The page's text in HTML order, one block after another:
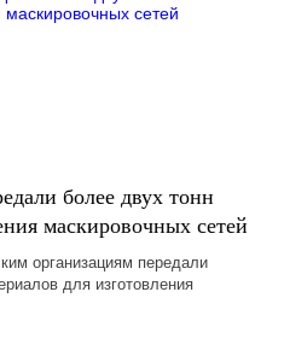
более двух тонн
маскировочных сетей
организациям передали
для изготовления